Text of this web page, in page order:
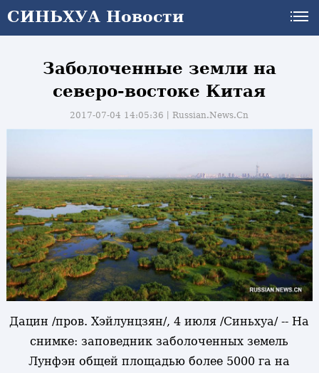
СИНЬХУА Новости
Заболоченные земли на
северо-востоке Китая
2017-07-04 14:05:36丨Russian.News.Cn
Дацин /пров. Хэйлунцзян/, 4 июля /Синьхуа/ -- На
снимке: заповедник заболоченных земель
Лунфэн общей площадью более 5000 га на